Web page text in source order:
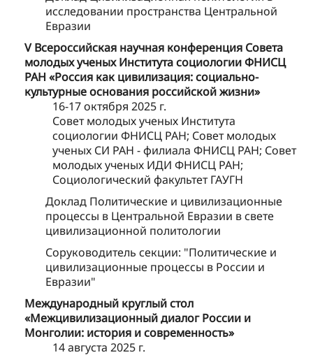
исследовании пространства Центральной
Евразии
V Всероссийская научная конференция Совета
молодых ученых Института социологии ФНИСЦ
РАН «Россия как цивилизация: социально-
культурные основания российской жизни»
16-17 октября 2025 г.
Совет молодых ученых Института
социологии ФНИСЦ РАН; Совет молодых
ученых СИ РАН - филиала ФНИСЦ РАН; Совет
молодых ученых ИДИ ФНИСЦ РАН;
Социологический факультет ГАУГН
Доклад Политические и цивилизационные
процессы в Центральной Евразии в свете
цивилизационной политологии
Соруководитель секции: "Политические и
цивилизационные процессы в России и
Евразии"
Международный круглый стол
«Межцивилизационный диалог России и
Монголии: история и современность»
14 августа 2025 г.